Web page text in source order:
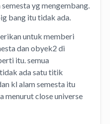
yg mengembang.
bang itu tidak ada.
untuk memberi
dan obyek2 di
itu. semua
ada satu titik
kl alam semesta itu
menurut close universe